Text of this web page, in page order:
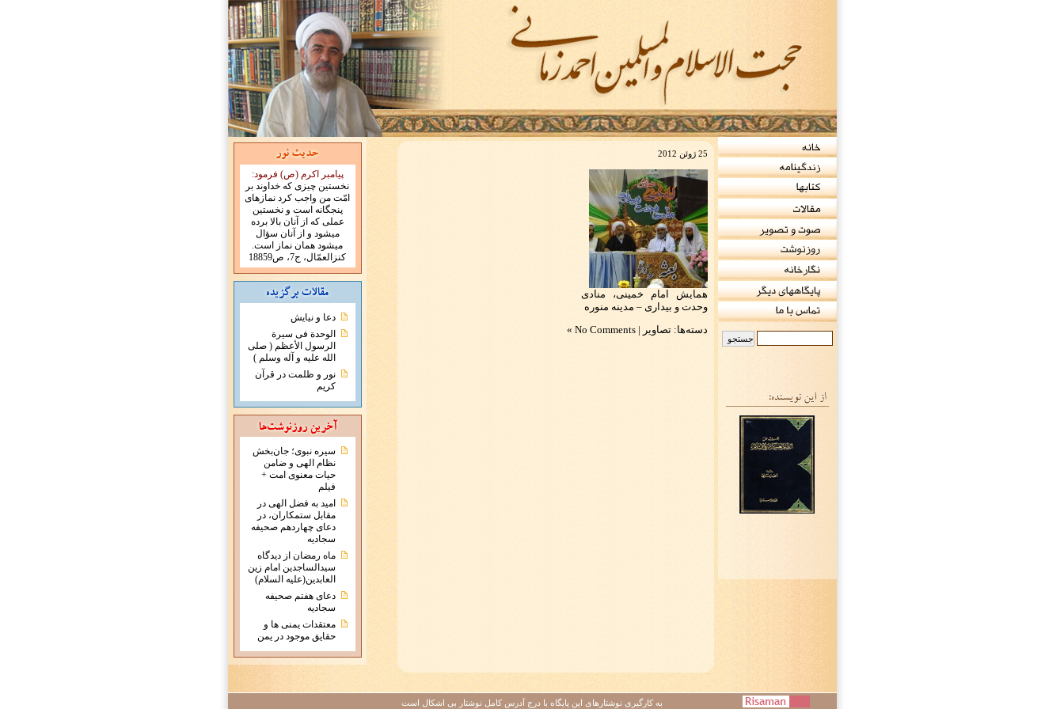
پیامبر اکرم (ص) فرمود:
نخستین چیزی که خداوند بر
امّت من واجب کرد نمازهای
پنجگانه است و نخستین
عملی که از آنان بالا برده
میشود و از آنان سؤال
میشود همان نماز است.
کنزالعمّال، ج7، ص18859
دعا و نیایش
الوحدة فی سیرة
الرسول الأعظم ( صلی
الله علیه و آله وسلم )
نور و ظلمت در قرآن
کریم
سیره نبوی؛ جان‌بخش
نظام الهی و ضامن
حیات معنوی امت +
فیلم
امید به فضل الهی در
مقابل ستمکاران، در
دعای چهاردهم صحیفه
سجادیه
ماه رمضان از دیدگاه
سیدالساجدین امام زین
العابدین(علیه السلام)
دعای هفتم صحیفه
سجادیه
معتقدات يمنی ها و
حقايق موجود در يمن
25 ژوئن 2012
همایش امام خمینی، منادی
وحدت و بیداری – مدینه منوره
دسته‌ها:تصاویر |
No Comments »
به کارگيری نوشتارهای اين پايگاه با درج آدرس کامل نوشتار بی اشکال است